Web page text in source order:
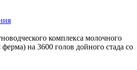
комплекса молочного
на 3600 голов дойного стада со